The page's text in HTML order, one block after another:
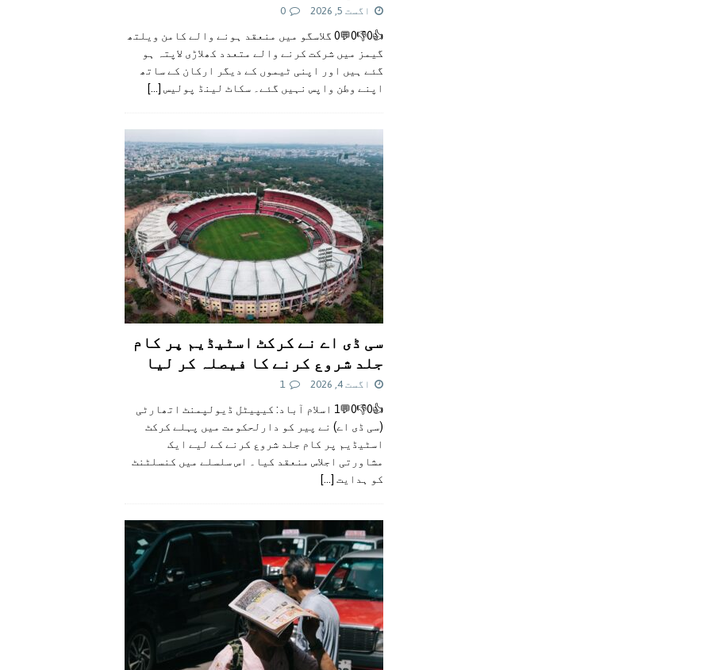
اگست 5, 2026 0
👍0👎0💬0 گلاسگو میں منعقد ہونے والے کامن ویلتھ
گیمز میں شرکت کرنے والے متعدد کھلاڑی لاپتہ ہو
گئے ہیں اور اپنی ٹیموں کے دیگر ارکان کے ساتھ
اپنے وطن واپس نہیں گئے۔ سکاٹ لینڈ پولیس [...]
سی ڈی اے نے کرکٹ اسٹیڈیم پر کام
جلد شروع کرنے کا فیصلہ کر لیا
اگست 4, 2026 1
👍0👎0💬1 اسلام آباد: کیپیٹل ڈیولپمنٹ اتھارٹی
(سی ڈی اے) نے پیر کو دارلحکومت میں پہلے کرکٹ
اسٹیڈیم پر کام جلد شروع کرنے کے لیے ایک
مشاورتی اجلاس منعقد کیا۔ اس سلسلے میں کنسلٹنٹ
کو ہدایت [...]